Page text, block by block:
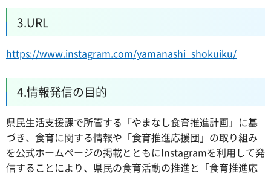
3.URL
https://www.instagram.com/yamanashi_shokuiku/
4.情報発信の目的
県民生活支援課で所管する「やまなし食育推進計画」に基
づき、食育に関する情報や「食育推進応援団」の取り組み
を公式ホームページの掲載とともにInstagramを利用して発
信することにより、県民の食育活動の推進と「食育推進応